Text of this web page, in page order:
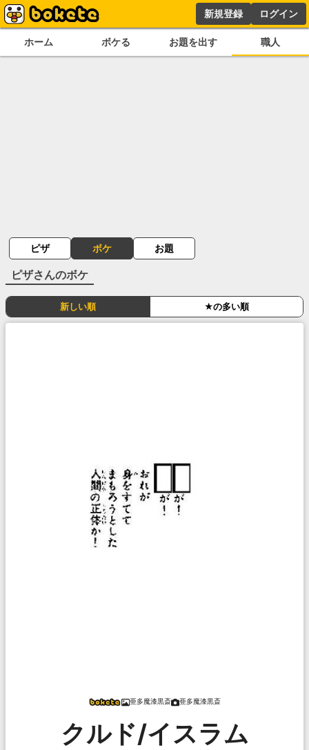
新規登録 ログイン
ホーム ボケる お題を出す 職人
ピザ ボケ お題
ピザさんのボケ
新しい順 ★の多い順
亜多魔漆黒斎 亜多魔漆黒斎
クルド/イスラム